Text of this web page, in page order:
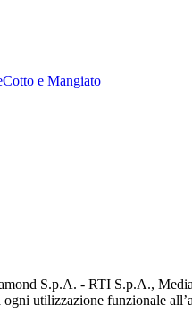
Cotto e Mangiato
S.p.A. - RTI S.p.A.,
utilizzazione funzionale